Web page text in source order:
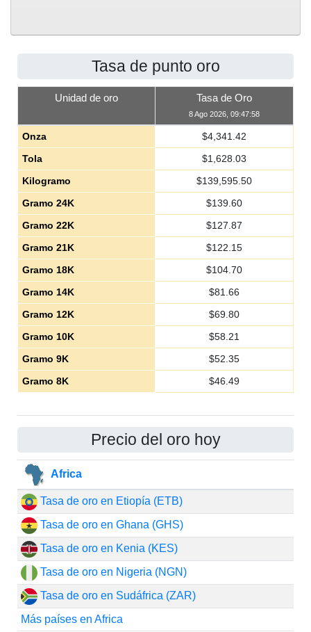
Tasa de punto oro
Unidad de oro Tasa de Oro
8 Ago 2026, 09:47:58
Onza $4,341.42
Tola
$1,628.03
Kilogramo
$139,595.50
Gramo 24K
$139.60
Gramo 22K
$127.87
Gramo 21K
$122.15
Gramo 18K
$104.70
Gramo 14K
$81.66
Gramo 12K
$69.80
Gramo 10K
$58.21
Gramo 9K
$52.35
Gramo 8K
$46.49
Precio del oro hoy
Africa
Tasa de oro en Etiopía (ETB)
Tasa de oro en Ghana (GHS)
Tasa de oro en Kenia (KES)
Tasa de oro en Nigeria (NGN)
Tasa de oro en Sudáfrica (ZAR)
Más países en Africa